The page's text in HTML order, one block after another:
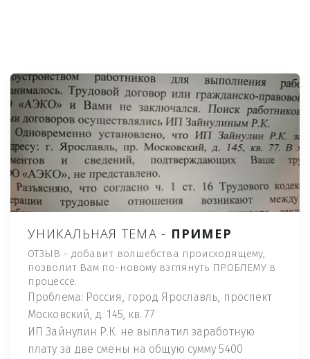
УНИКАЛЬНАЯ ТЕМА - ПРИМЕР
ОТЗЫВ - добавит волшебства происходящему,
позволит Вам по-новому взглянуть ПРОБЛЕМУ в
процессе.
Проблема: Россия, город Ярославль, проспект
Московский, д. 145, кв. 77
ИП Зайнулин Р.К. не выплатил заработную
плату за две смены на общую сумму 5400